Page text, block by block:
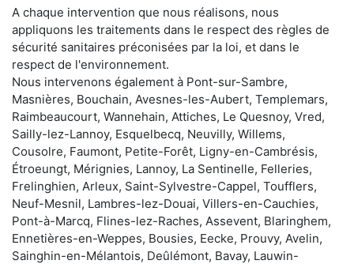
A chaque intervention que nous réalisons, nous
appliquons les traitements dans le respect des règles de
sécurité sanitaires préconisées par la loi, et dans le
respect de l'environnement.
Nous intervenons également à Pont-sur-Sambre,
Masnières, Bouchain, Avesnes-les-Aubert, Templemars,
Raimbeaucourt, Wannehain, Attiches, Le Quesnoy, Vred,
Sailly-lez-Lannoy, Esquelbecq, Neuvilly, Willems,
Cousolre, Faumont, Petite-Forêt, Ligny-en-Cambrésis,
Étroeungt, Mérignies, Lannoy, La Sentinelle, Felleries,
Frelinghien, Arleux, Saint-Sylvestre-Cappel, Toufflers,
Neuf-Mesnil, Lambres-lez-Douai, Villers-en-Cauchies,
Pont-à-Marcq, Flines-lez-Raches, Assevent, Blaringhem,
Ennetières-en-Weppes, Bousies, Eecke, Prouvy, Avelin,
Sainghin-en-Mélantois, Deûlémont, Bavay, Lauwin-